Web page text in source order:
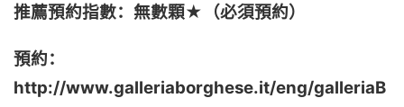
推薦預約指數：無數顆★（必須預約）
預約：
http://www.galleriaborghese.it/eng/galleriaB